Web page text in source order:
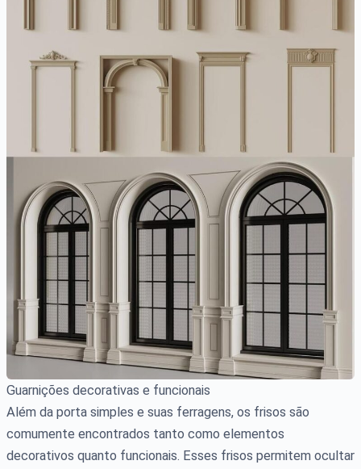
Guarnições decorativas e funcionais
Além da porta simples e suas ferragens, os frisos são
comumente encontrados tanto como elementos
decorativos quanto funcionais. Esses frisos permitem ocultar